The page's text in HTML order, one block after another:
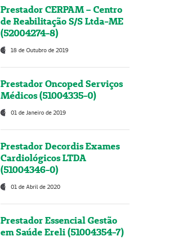
Prestador CERPAM – Centro
de Reabilitação S/S Ltda-ME
(52004274-8)
18 de Outubro de 2019
Prestador Oncoped Serviços
Médicos (51004335-0)
01 de Janeiro de 2019
Prestador Decordis Exames
Cardiológicos LTDA
(51004346-0)
01 de Abril de 2020
Prestador Essencial Gestão
em Saúde Ereli (51004354-7)